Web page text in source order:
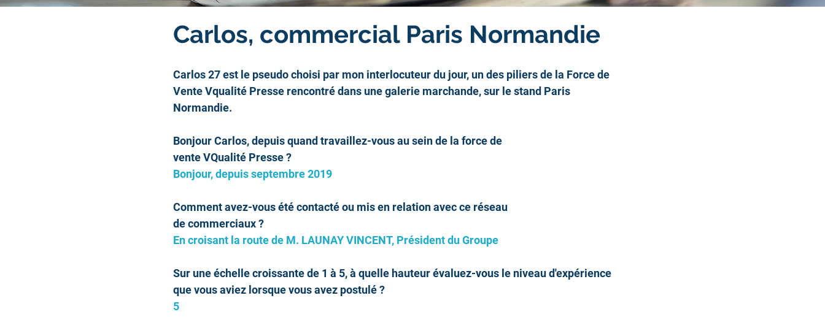
Carlos, commercial Paris Normandie
Carlos 27 est le pseudo choisi par mon interlocuteur du jour, un des piliers de la Force de
Vente Vqualité Presse rencontré dans une galerie marchande, sur le stand Paris
Normandie.
Bonjour Carlos, depuis quand travaillez-vous au sein de la force de
vente VQualité Presse ?
Bonjour, depuis septembre 2019
Comment avez-vous été contacté ou mis en relation avec ce réseau
de commerciaux ?
En croisant la route de M. LAUNAY VINCENT, Président du Groupe
Sur une échelle croissante de 1 à 5, à quelle hauteur évaluez-vous le niveau d'expérience
que vous aviez lorsque vous avez postulé ?
5